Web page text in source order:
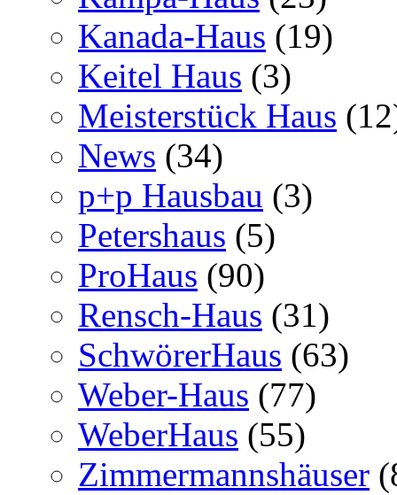
Kanada-Haus (19)
Keitel Haus (3)
Meisterstück Haus
News (34)
p+p Hausbau (3)
Petershaus (5)
ProHaus (90)
Rensch-Haus (31)
SchwörerHaus (63)
Weber-Haus (77)
WeberHaus (55)
Zimmermannshäuser